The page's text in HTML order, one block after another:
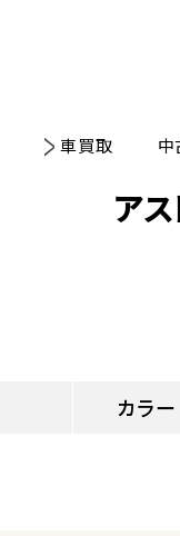
車買取 中
ア
カラー